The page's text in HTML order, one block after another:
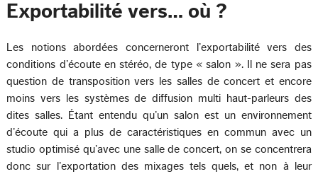
Exportabilité vers… où ?
Les notions abordées concerneront l’exportabilité vers des
conditions d’écoute en stéréo, de type « salon ». Il ne sera pas
question de transposition vers les salles de concert et encore
moins vers les systèmes de diffusion multi haut-parleurs des
dites salles. Étant entendu qu’un salon est un environnement
d’écoute qui a plus de caractéristiques en commun avec un
studio optimisé qu’avec une salle de concert, on se concentrera
donc sur l’exportation des mixages tels quels, et non à leur